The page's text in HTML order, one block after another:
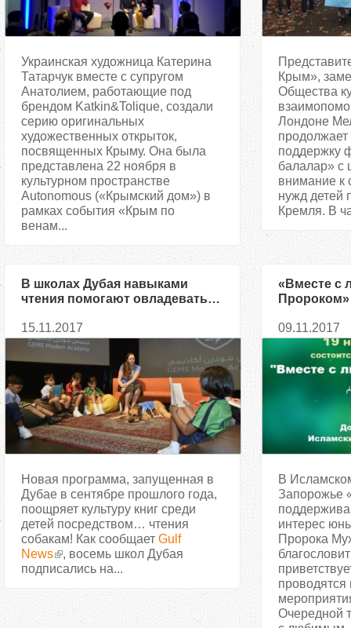
Украинская художница Катерина
Татарчук вместе с супругом
Анатолием, работающие под
брендом Katkin&Tolique, создали
серию оригинальных
художественных открыток,
посвященных Крыму. Она была
представлена 22 ноября в
культурном пространстве
Autonomous («Крымский дом») в
рамках события «Крым по
венам...
Крым»,
Общества
Лондоне
поддержку
балалар» с
внимание к
нужд детей
Кремля. В
В школах Дубая навыками
чтения помогают овладевать…
15.11.2017
Новая программа, запущенная в
Дубае в сентябре прошлого года,
поощряет культуру книг среди
детей посредством… чтения
собакам! Как сообщает Gulf
News
, восемь школ Дубая
подписались на...
«Вместе с
Запорожья
09.11.2017
В
Запорожье
интерес
Пророка
Очередной